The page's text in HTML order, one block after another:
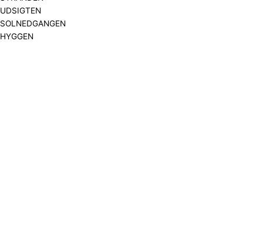
UDSIGTEN
SOLNEDGANGEN
HYGGEN